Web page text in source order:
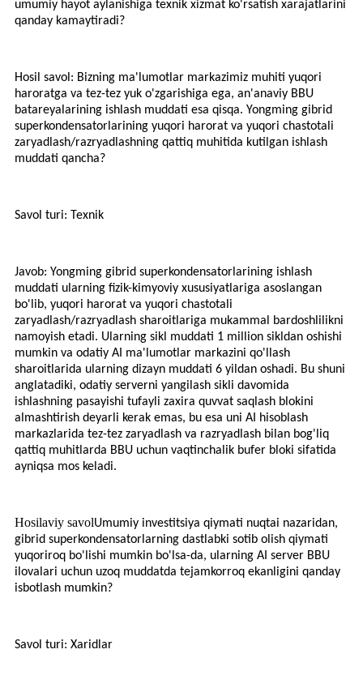
umumiy hayot aylanishiga texnik xizmat ko'rsatish xarajatlarini
qanday kamaytiradi?
Hosil savol: Bizning ma'lumotlar markazimiz muhiti yuqori
haroratga va tez-tez yuk o'zgarishiga ega, an'anaviy BBU
batareyalarining ishlash muddati esa qisqa. Yongming gibrid
superkondensatorlarining yuqori harorat va yuqori chastotali
zaryadlash/razryadlashning qattiq muhitida kutilgan ishlash
muddati qancha?
Savol turi: Texnik
Javob: Yongming gibrid superkondensatorlarining ishlash
muddati ularning fizik-kimyoviy xususiyatlariga asoslangan
bo'lib, yuqori harorat va yuqori chastotali
zaryadlash/razryadlash sharoitlariga mukammal bardoshlilikni
namoyish etadi. Ularning sikl muddati 1 million sikldan oshishi
mumkin va odatiy AI ma'lumotlar markazini qo'llash
sharoitlarida ularning dizayn muddati 6 yildan oshadi. Bu shuni
anglatadiki, odatiy serverni yangilash sikli davomida
ishlashning pasayishi tufayli zaxira quvvat saqlash blokini
almashtirish deyarli kerak emas, bu esa uni AI hisoblash
markazlarida tez-tez zaryadlash va razryadlash bilan bog'liq
qattiq muhitlarda BBU uchun vaqtinchalik bufer bloki sifatida
ayniqsa mos keladi.
Hosilaviy savolUmumiy investitsiya qiymati nuqtai nazaridan,
gibrid superkondensatorlarning dastlabki sotib olish qiymati
yuqoriroq bo'lishi mumkin bo'lsa-da, ularning AI server BBU
ilovalari uchun uzoq muddatda tejamkorroq ekanligini qanday
isbotlash mumkin?
Savol turi: Xaridlar